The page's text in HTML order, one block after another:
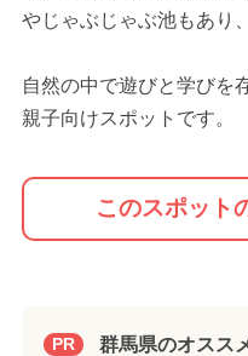
やじゃぶじゃぶ池もあり
自然の中で遊びと学びを
親子向けスポットです。
このスポット
PR 群馬県のオスス